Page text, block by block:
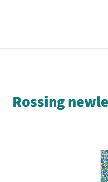
Rossing